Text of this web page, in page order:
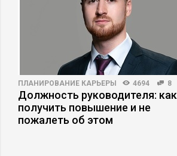
ПЛАНИРОВАНИЕ КАРЬЕРЫ 4694 8
Должность руководителя: как
получить повышение и не
пожалеть об этом